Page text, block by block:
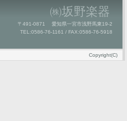
㈱坂野楽器
〒491-0871 愛知県一宮市浅野馬東19-2
TEL:0586-76-1161 / FAX:0586-76-5918
Copyright(C)